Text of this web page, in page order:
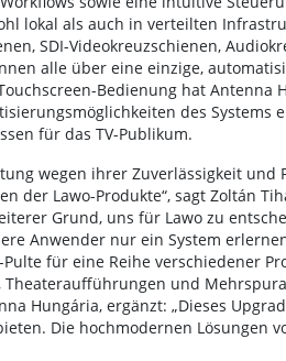
lokal als auch in verteilten
SDI-Videokreuzschienen,
alle über eine einzige,
Bedienung hat
des Systems
für das TV-Publikum.
wegen ihrer Zuverlässigkeit
der Lawo-Produkte“, sagt Zoltán
Grund, uns für Lawo zu
Anwender nur ein System
für eine Reihe verschiedener
und
Hungária, ergänzt: „Dieses
Die hochmodernen Lösungen